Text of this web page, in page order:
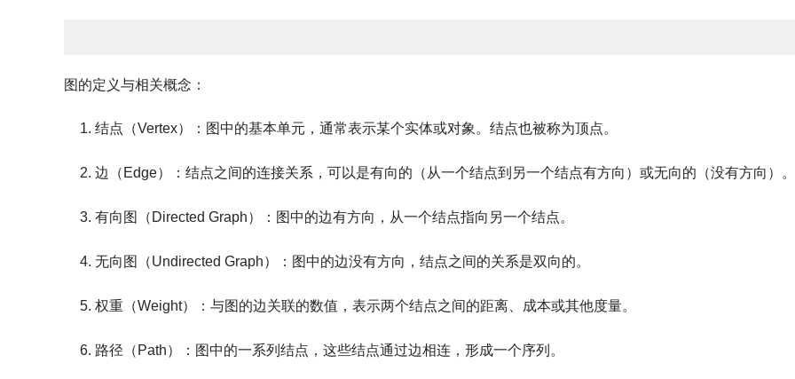
图的定义与相关概念 ：
结点（Vertex） ：图中的基本单元，通常表示某个实体或对象。结点也被称为顶点。
边（Edge） ：结点之间的连接关系，可以是有向的（从一个结点到另一个结点有方向）或无向的（没有方向）。
有向图（Directed Graph） ：图中的边有方向，从一个结点指向另一个结点。
无向图（Undirected Graph） ：图中的边没有方向，结点之间的关系是双向的。
权重（Weight） ：与图的边关联的数值，表示两个结点之间的距离、成本或其他度量。
路径（Path） ：图中的一系列结点，这些结点通过边相连，形成一个序列。